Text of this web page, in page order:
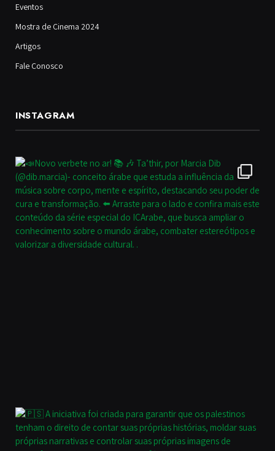
Eventos
Mostra de Cinema 2024
Artigos
Fale Conosco
INSTAGRAM